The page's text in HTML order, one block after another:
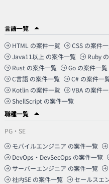
言語一覧
HTML の案件一覧 CSS の案件
Java11以上 の案件一覧 Ruby
Rust の案件一覧 Go の案件一覧
C言語 の案件一覧 C# の案件一
Kotlin の案件一覧 VBA の案件
ShellScript の案件一覧
職種一覧
PG・SE
モバイルエンジニア の案件一覧
DevOps・DevSecOps の案件一覧
サーバーエンジニア の案件一覧
社内SE の案件一覧
セールスエ